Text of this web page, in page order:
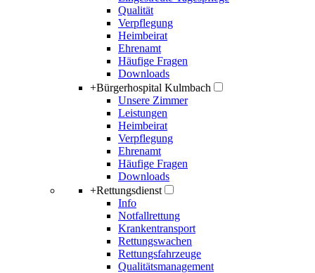
Qualität
Verpflegung
Heimbeirat
Ehrenamt
Häufige Fragen
Downloads
+Bürgerhospital Kulmbach
Unsere Zimmer
Leistungen
Heimbeirat
Verpflegung
Ehrenamt
Häufige Fragen
Downloads
+Rettungsdienst
Info
Notfallrettung
Krankentransport
Rettungswachen
Rettungsfahrzeuge
Qualitätsmanagement